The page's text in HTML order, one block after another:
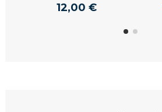
12,00 €